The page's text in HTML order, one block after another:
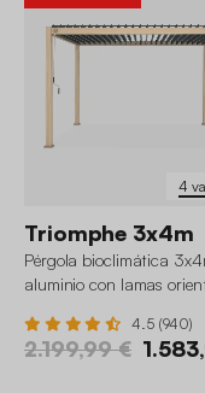
4
Triomphe 3x4m
Pérgola bioclimática
aluminio con lamas
4.5 (940)
2.199,99 €